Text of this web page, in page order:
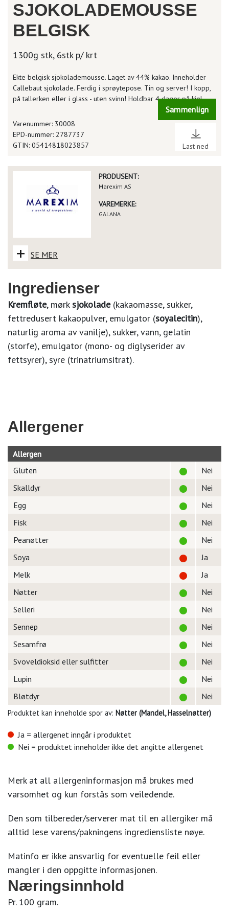
SJOKOLADEMOUSSE
BELGISK
1300g stk, 6stk p/ krt
Ekte belgisk sjokolademousse. Laget av 44% kakao. Inneholder
Callebaut sjokolade. Ferdig i sprøytepose. Tin og server! I kopp,
på tallerken eller i glass - uten svinn! Holdbar 4 dager på kjøl.
Sammenlign
Last ned
Varenummer: 30008
EPD-nummer: 2787737
GTIN: 05414818023857
PRODUSENT:
Marexim AS
VAREMERKE:
GALANA
+ SE MER
Ingredienser
Kremfløte, mørksjokolade (kakaomasse, sukker,
fettredusert kakaopulver, emulgator (soyalecitin),
naturlig aroma av vanilje), sukker, vann, gelatin
(storfe), emulgator (mono- og diglyserider av
fettsyrer), syre (trinatriumsitrat).
Allergener
Allergen
Gluten
Nei
Skalldyr
Nei
Egg
Nei
Fisk
Nei
Peanøtter
Nei
Soya
Ja
Melk
Ja
Nøtter
Nei
Selleri
Nei
Sennep
Nei
Sesamfrø
Nei
Svoveldioksid eller sulfitter
Nei
Lupin
Nei
Bløtdyr
Nei
Produktet kan inneholde spor av: Nøtter (Mandel, Hasselnøtter)
Ja = allergenet inngår i produktet
Nei = produktet inneholder ikke det angitte allergenet
Merk at all allergeninformasjon må brukes med
varsomhet og kun forstås som veiledende.
Den som tilbereder/serverer mat til en allergiker må
alltid lese varens/pakningens ingrediensliste nøye.
Matinfo er ikke ansvarlig for eventuelle feil eller
mangler i den oppgitte informasjonen.
Næringsinnhold
Pr. 100 gram.